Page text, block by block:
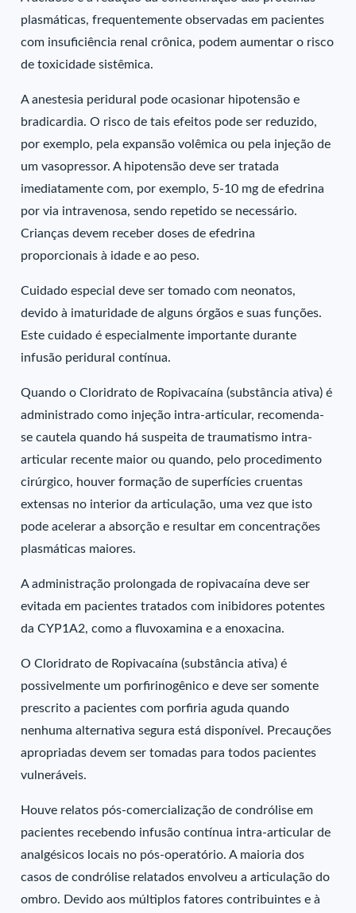
plasmáticas, frequentemente observadas em pacientes
com insuficiência renal crônica, podem aumentar o risco
de toxicidade sistêmica.
A anestesia peridural pode ocasionar hipotensão e
bradicardia. O risco de tais efeitos pode ser reduzido,
por exemplo, pela expansão volêmica ou pela injeção de
um vasopressor. A hipotensão deve ser tratada
imediatamente com, por exemplo, 5-10 mg de efedrina
por via intravenosa, sendo repetido se necessário.
Crianças devem receber doses de efedrina
proporcionais à idade e ao peso.
Cuidado especial deve ser tomado com neonatos,
devido à imaturidade de alguns órgãos e suas funções.
Este cuidado é especialmente importante durante
infusão peridural contínua.
Quando o Cloridrato de Ropivacaína (substância ativa) é
administrado como injeção intra-articular, recomenda-
se cautela quando há suspeita de traumatismo intra-
articular recente maior ou quando, pelo procedimento
cirúrgico, houver formação de superfícies cruentas
extensas no interior da articulação, uma vez que isto
pode acelerar a absorção e resultar em concentrações
plasmáticas maiores.
A administração prolongada de ropivacaína deve ser
evitada em pacientes tratados com inibidores potentes
da CYP1A2, como a fluvoxamina e a enoxacina.
O Cloridrato de Ropivacaína (substância ativa) é
possivelmente um porfirinogênico e deve ser somente
prescrito a pacientes com porfiria aguda quando
nenhuma alternativa segura está disponível. Precauções
apropriadas devem ser tomadas para todos pacientes
vulneráveis.
Houve relatos pós-comercialização de condrólise em
pacientes recebendo infusão contínua intra-articular de
analgésicos locais no pós-operatório. A maioria dos
casos de condrólise relatados envolveu a articulação do
ombro. Devido aos múltiplos fatores contribuintes e à